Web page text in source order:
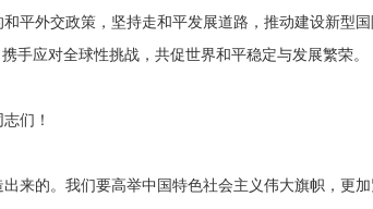
平外交政策，坚持走和平发展道路，推动建设新型
手应对全球性挑战，共促世界和平稳定与发展繁荣。
们！
来的。我们要高举中国特色社会主义伟大旗帜，更